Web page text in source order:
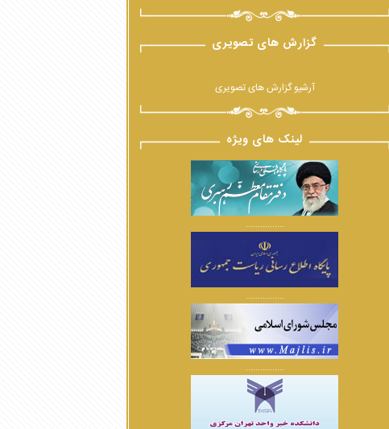
گزارش های تصویری
آرشیو گزارش های تصویری
لینک های ویژه
................
................
................